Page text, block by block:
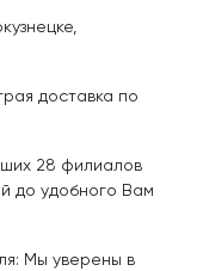
доставка по
28 филиалов
до удобного Вам
Мы уверены в